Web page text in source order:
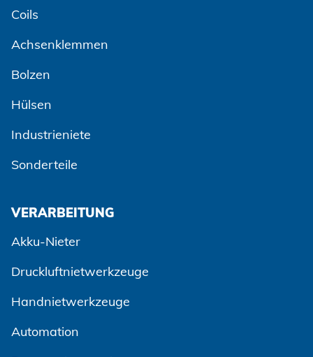
Coils
Achsenklemmen
Bolzen
Hülsen
Industrieniete
Sonderteile
VERARBEITUNG
Akku-Nieter
Druckluftnietwerkzeuge
Handnietwerkzeuge
Automation